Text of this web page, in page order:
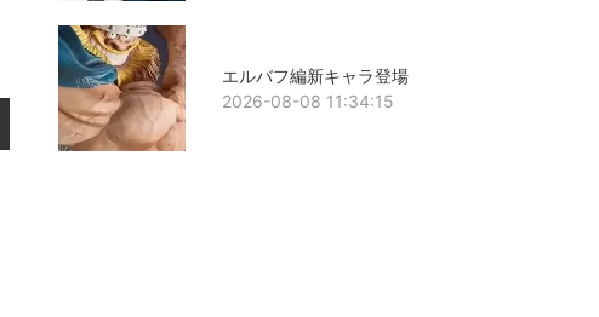
エルバフ編新キャラ登場
2026-08-08 11:34:15